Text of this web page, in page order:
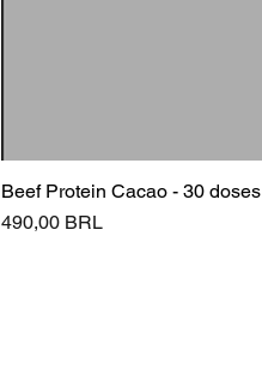
Beef Protein Cacao - 30 doses
Precio
490,00 BRL